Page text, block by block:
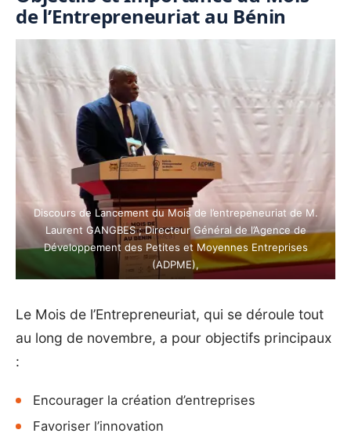
de l’Entrepreneuriat au Bénin
Discours de Lancement du Mois de l’entrepeneuriat de M.
Laurent GANGBES ; Directeur Général de l’Agence de
Développement des Petites et Moyennes Entreprises
(ADPME),
Le Mois de l’Entrepreneuriat, qui se déroule tout
au long de novembre, a pour objectifs principaux
:
Encourager la création d’entreprises
Favoriser l’innovation